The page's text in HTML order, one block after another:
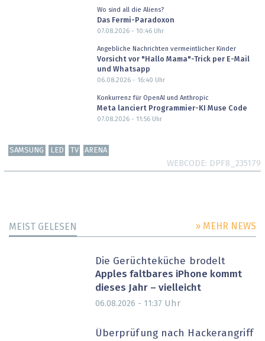
Wo sind all die Aliens?
Das Fermi-Paradoxon
07.08.2026 - 10:46Uhr
Angebliche Nachrichten vermeintlicher Kinder
Vorsicht vor "Hallo Mama"-Trick per E-Mail
und Whatsapp
06.08.2026 - 16:40 Uhr
Konkurrenz für OpenAI und Anthropic
Meta lanciert Programmier-KI Muse Code
07.08.2026 - 11:56Uhr
SAMSUNG LED TV ARENA
WEBCODE DPF8_235179
MEIST GELESEN » MEHR NEWS
Die Gerüchteküche brodelt
Apples faltbares iPhone kommt
dieses Jahr – vielleicht
06.08.2026 - 11:37 Uhr
Überprüfung nach Hackerangriff